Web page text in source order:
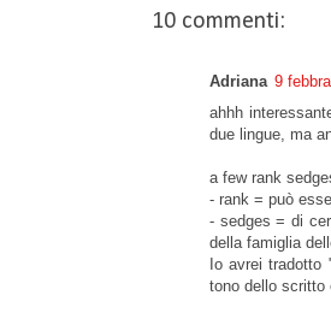
10 commenti:
Adriana 9
ahhh
due lingue, ma
a few rank
- rank = può
- sedges = di
della famiglia
Io avrei tradotto
tono dello scritto